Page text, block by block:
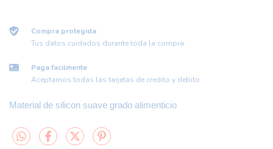
Compra protegida
Tus datos cuidados durante toda la compra.
Paga facilmente
Aceptamos todas las tarjetas de credito y debito
Material de silicon suave grado alimenticio